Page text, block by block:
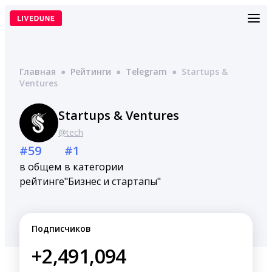
Перейти
Главная ● Рейтинги ● Telegram ● Startups &
Ventures
Startups & Ventures
@tech
#59
в общем
рейтинге
#1
в категории
"Бизнес и стартапы"
Подписчиков
+2,491,094